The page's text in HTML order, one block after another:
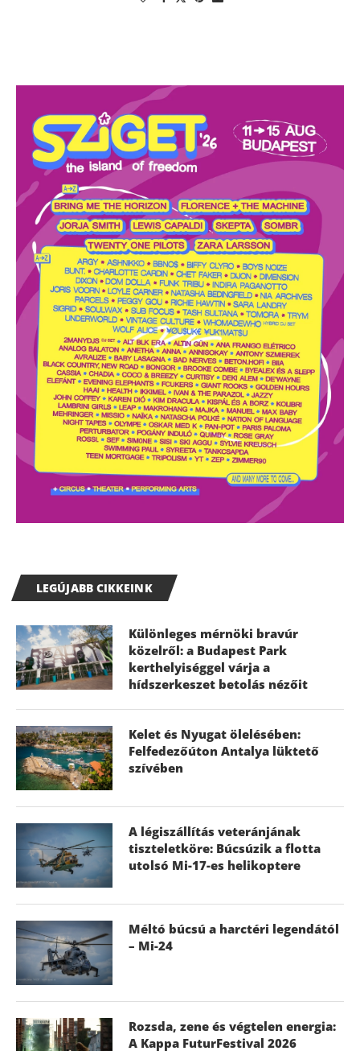
LEGÚJABB CIKKEINK
Különleges mérnöki bravúr
közelről: a Budapest Park
kerthelyiséggel várja a
hídszerkeszet betolás nézőit
Kelet és Nyugat ölelésében:
Felfedezőúton Antalya lüktető
szívében
A légiszállítás veteránjának
tiszteletköre: Búcsúzik a flotta
utolsó Mi-17-es helikoptere
Méltó búcsú a harctéri legendától
– Mi-24
Rozsda, zene és végtelen energia:
A Kappa FuturFestival 2026